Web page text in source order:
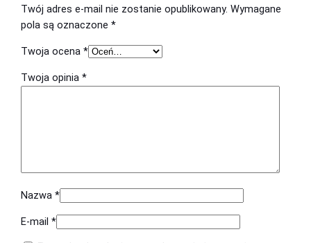
n
a
p
o
n
1
Twój adres e-mail nie zostanie opublikowany. Wymagane
pola są oznaczone*
Twoja ocena*
Twoja opinia*
Nazwa*
E-mail*